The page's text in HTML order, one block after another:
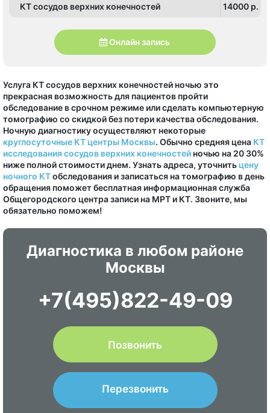
КТ сосудов верхних конечностей 14000 p.
Онлайн запись
Услуга КТ сосудов верхних конечностей ночью это
прекрасная возможность для пациентов пройти
обследование в срочном режиме или сделать компьютерную
томографию со скидкой без потери качества обследования.
Ночную диагностику осуществляют некоторые
круглосуточные КТ центры Москвы. Обычно средняя цена КТ
исследования сосудов верхних конечностей ночью на 20 30%
ниже полной стоимости днем. Узнать адреса, уточнить цену
ночного КТобследования и записаться на томографию в день
обращения поможет бесплатная информационная служба
Общегородского центра записи на МРТ и КТ. Звоните, мы
обязательно поможем!
Диагностика в любом районе
Москвы
+7(495)822-49-09
Позвонить
Перезвонить